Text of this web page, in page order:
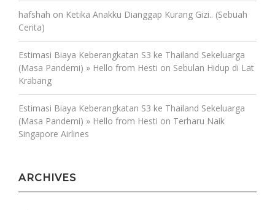
hafshah on Ketika Anakku Dianggap Kurang Gizi.. (Sebuah
Cerita)
Estimasi Biaya Keberangkatan S3 ke Thailand Sekeluarga
(Masa Pandemi) » Hello from Hesti on Sebulan Hidup di Lat
Krabang
Estimasi Biaya Keberangkatan S3 ke Thailand Sekeluarga
(Masa Pandemi) » Hello from Hesti on Terharu Naik
Singapore Airlines
ARCHIVES